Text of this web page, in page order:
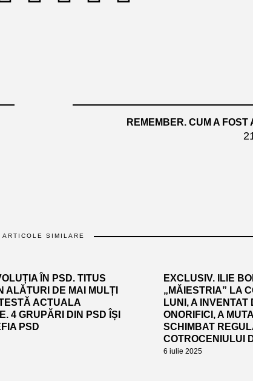
REMEMBER. CUM A FOST
ARTICOLE SIMILARE
ÎN PSD. TITUS
ALĂTURI DE MAI MULȚI
ACTUALA
4 GRUPĂRI DIN PSD ÎȘI
PSD
EXCLUSIV. ILIE
„MĂIESTRIA” LA
LUNI, A INVENTAT
ONORIFICI, A
SCHIMBAT
COTROCENIULUI
6 iulie 2025